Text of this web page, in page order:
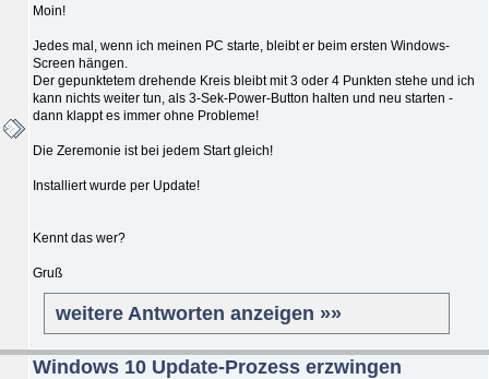
Moin!
Jedes mal, wenn ich meinen PC starte, bleibt er beim ersten Windows-
Screen hängen.
Der gepunktetem drehende Kreis bleibt mit 3 oder 4 Punkten stehe und ich
kann nichts weiter tun, als 3-Sek-Power-Button halten und neu starten -
dann klappt es immer ohne Probleme!
Die Zeremonie ist bei jedem Start gleich!
Installiert wurde per Update!
Kennt das wer?
Gruß
weitere Antworten anzeigen »»
Windows 10 Update-Prozess erzwingen